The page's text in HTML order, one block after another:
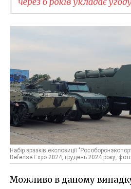
Набір зразків експозиції
Defense Expo 2024, грудень 2024 року,
Можливо в даному